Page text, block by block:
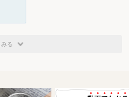
総数の46.8％）とされた。さらに、
の仮処分を申し立てた。加えて、7
停止仮処分を申し立てたが、これは
日、東京地裁民事第8部（鹿子木康
済株式総数の3.76％しか取得するこ
みる